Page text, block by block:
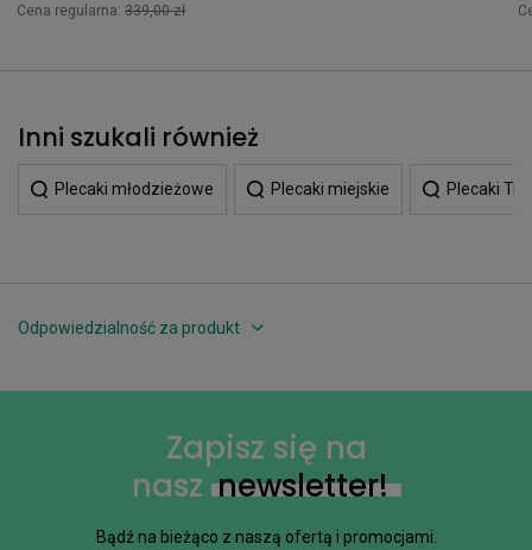
Cena regularna: 339,00 zł
Inni szukali również
Plecaki młodzieżowe Plecaki miejskie Plecaki
Odpowiedzialność za produkt
Zapisz się na
nasz newsletter!
Bądź na bieżąco z naszą ofertą i promocjami.